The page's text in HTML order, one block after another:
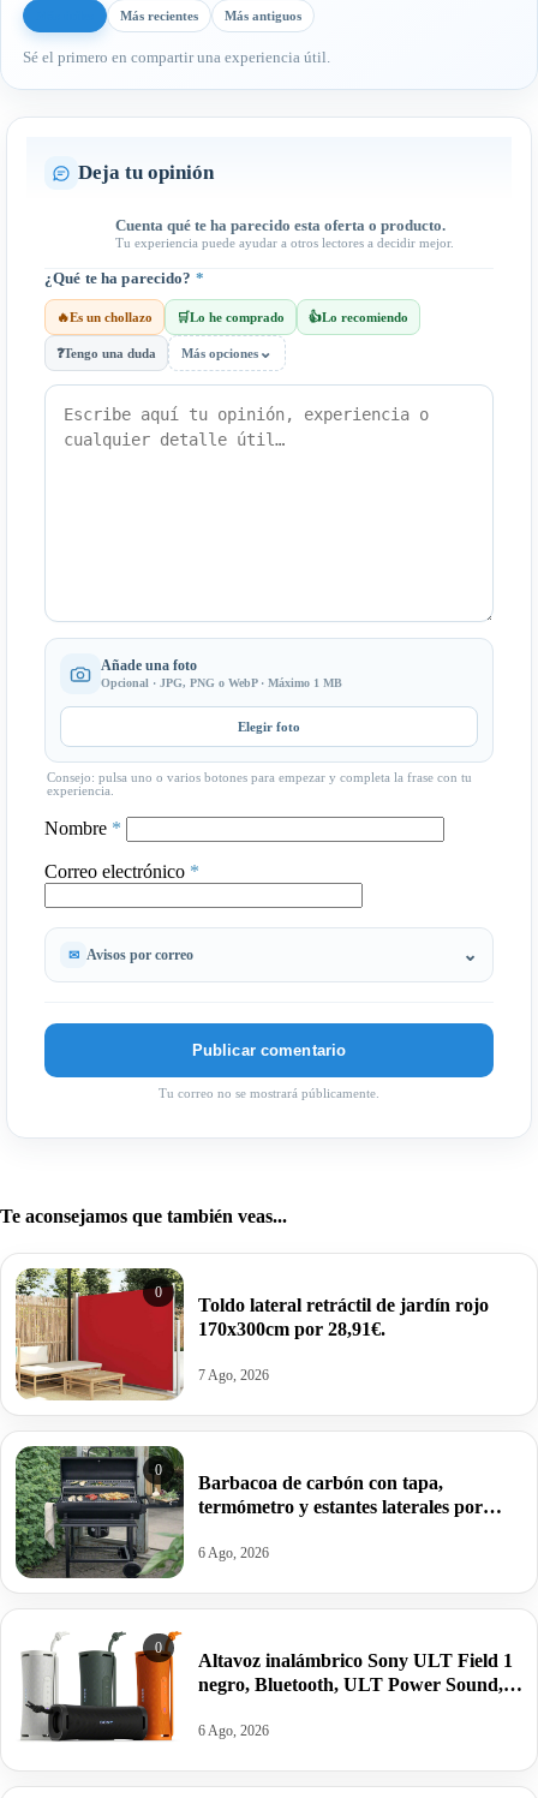
Más recientes Más antiguos
Sé el primero en compartir una experiencia útil.
Deja tu opinión
Cuenta qué te ha parecido esta oferta o producto.
Tu experiencia puede ayudar a otros lectores a decidir mejor.
¿Qué te ha parecido? *
🔥Es un chollazo 🛒Lo he comprado 👍Lo recomiendo
❓Tengo una duda Más opciones ⌄
Añade una foto
Opcional · JPG, PNG o WebP · Máximo 1 MB
Elegir foto
Consejo: pulsa uno o varios botones para empezar y completa la frase con tu
experiencia.
Nombre *
Correo electrónico *
Avisos por correo
Tu correo no se mostrará públicamente.
Te aconsejamos que también veas...
0
Toldo lateral retráctil de jardín rojo
170x300cm por 28,91€.
7 Ago, 2026
0
Barbacoa de carbón con tapa,
termómetro y estantes laterales por
6 Ago, 2026
0
Altavoz inalámbrico Sony ULT Field 1
negro, Bluetooth, ULT Power Sound,
por 62,04€ antes 84,55€.
6 Ago, 2026